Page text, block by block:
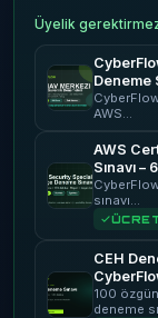
Üyelik
Deneme
AWS…
AWS
Sınavı
sınavı…
CEH
100
deneme